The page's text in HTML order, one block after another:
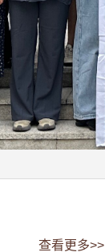
查看更多>>